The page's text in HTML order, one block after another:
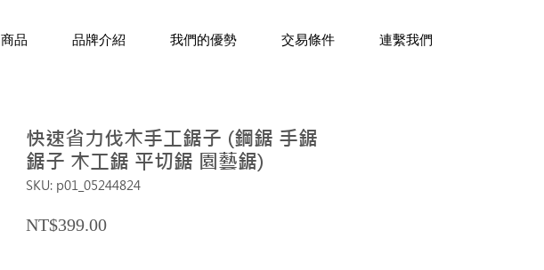
商品 品牌介紹 我們的優勢 交易條件 連繫我們
快速省力伐木手工鋸子 (鋼鋸 手鋸
鋸子 木工鋸 平切鋸 園藝鋸)
SKU: p01_05244824
NT$399.00Price